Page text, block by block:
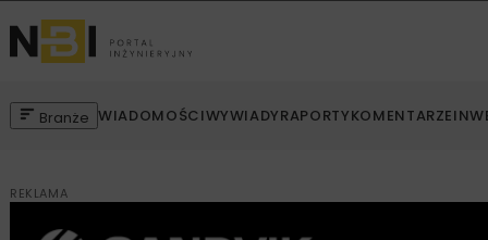
Branże WIADOMOŚCIWYWIADYRAPORTYKOMENTARZE
REKLAMA